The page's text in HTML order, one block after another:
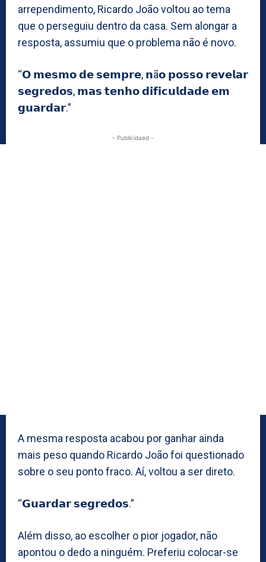
arrependimento, Ricardo João voltou ao tema
que o perseguiu dentro da casa. Sem alongar a
resposta, assumiu que o problema não é novo.
“𝗢 𝗺𝗲𝘀𝗺𝗼 𝗱𝗲 𝘀𝗲𝗺𝗽𝗿𝗲, 𝗻ã𝗼 𝗽𝗼𝘀𝘀𝗼 𝗿𝗲𝘃𝗲𝗹𝗮𝗿
𝘀𝗲𝗴𝗿𝗲𝗱𝗼𝘀, 𝗺𝗮𝘀 𝘁𝗲𝗻𝗵𝗼 𝗱𝗶𝗳𝗶𝗰𝘂𝗹𝗱𝗮𝗱𝗲 𝗲𝗺
𝗴𝘂𝗮𝗿𝗱𝗮𝗿.”
- Publicidaed -
A mesma resposta acabou por ganhar ainda
mais peso quando Ricardo João foi questionado
sobre o seu ponto fraco. Aí, voltou a ser direto.
“𝗚𝘂𝗮𝗿𝗱𝗮𝗿 𝘀𝗲𝗴𝗿𝗲𝗱𝗼𝘀.”
Além disso, ao escolher o pior jogador, não
apontou o dedo a ninguém. Preferiu colocar-se